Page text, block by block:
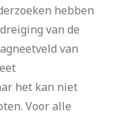
hebben
van de
van
het kan niet
Voor alle